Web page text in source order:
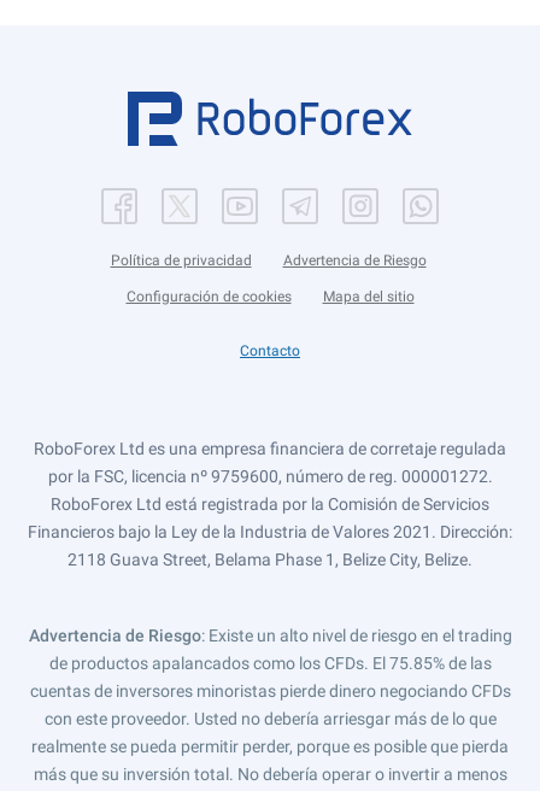
Política de privacidad Advertencia de Riesgo
Configuración de cookies Mapa del sitio
Contacto
RoboForex Ltd es una empresa financiera de corretaje regulada
por la FSC, licencia nº 9759600, número de reg. 000001272.
RoboForex Ltd está registrada por la Comisión de Servicios
Financieros bajo la Ley de la Industria de Valores 2021. Dirección:
2118 Guava Street, Belama Phase 1, Belize City, Belize.
Advertencia de Riesgo: Existe un alto nivel de riesgo en el trading
de productos apalancados como los CFDs. El 75.85% de las
cuentas de inversores minoristas pierde dinero negociando CFDs
con este proveedor. Usted no debería arriesgar más de lo que
realmente se pueda permitir perder, porque es posible que pierda
más que su inversión total. No debería operar o invertir a menos